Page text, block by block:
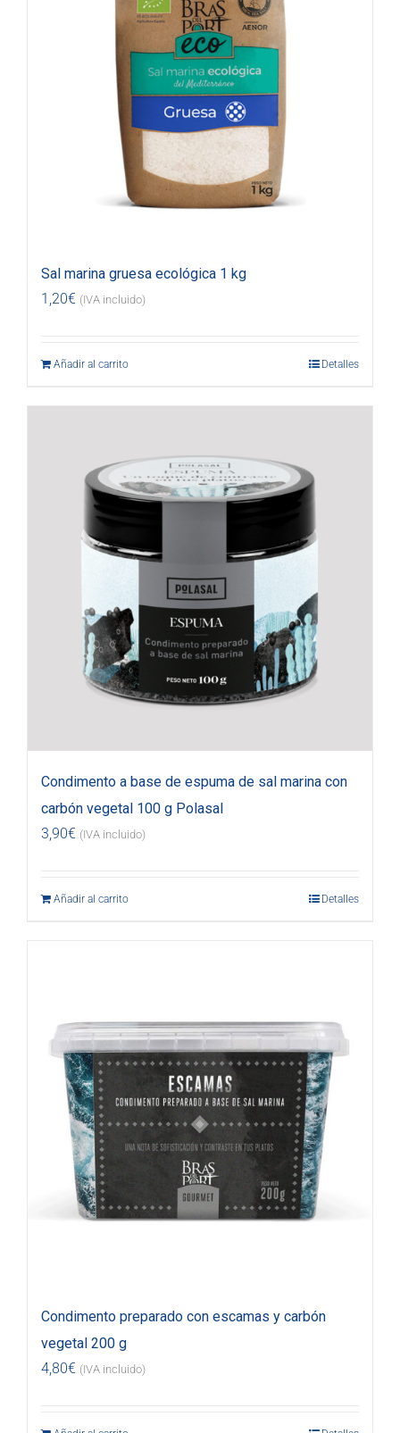
Sal marina gruesa ecológica 1 kg
1,20€ (IVA incluido)
Añadir al carrito Detalles
Condimento a base de espuma de sal marina con
carbón vegetal 100 g Polasal
3,90€ (IVA incluido)
Añadir al carrito Detalles
Condimento preparado con escamas y carbón
vegetal 200 g
4,80€ (IVA incluido)